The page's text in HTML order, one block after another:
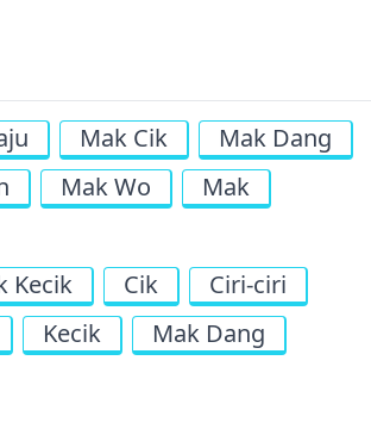
Mak Cik
Mak Dang
Mak Wo
Mak
Kecik Cik
Ciri-ciri
Kecik
Mak Dang